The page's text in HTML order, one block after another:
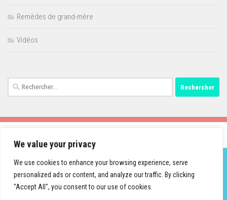
We value your privacy
We use cookies to enhance your browsing experience, serve
personalized ads or content, and analyze our traffic. By clicking
"Accept All", you consent to our use of cookies.
Remèdes de grand-mère
Vidéos
Rechercher :